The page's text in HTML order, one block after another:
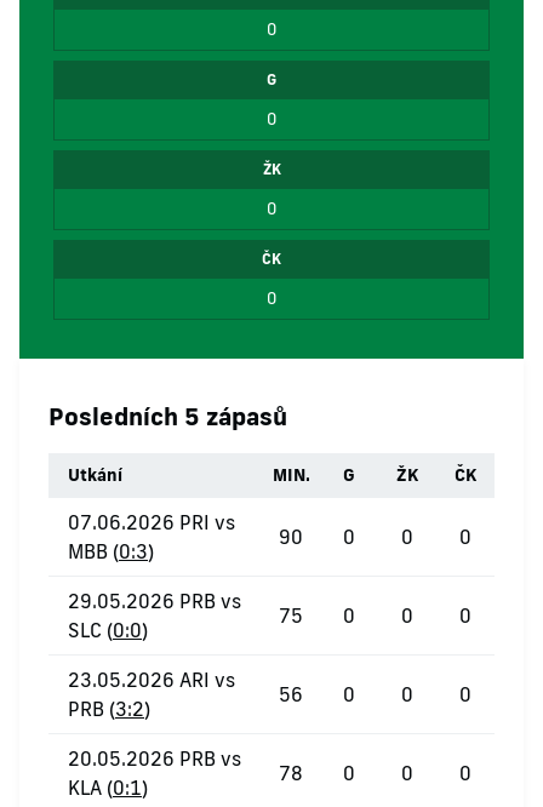
0
G
0
ŽK
0
ČK
0
Posledních 5 zápasů
Utkání MIN. G ŽK ČK
07.06.2026 PRI vs
MBB (0:3)
90 0 0 0
29.05.2026 PRB vs
SLC (0:0)
75 0 0 0
23.05.2026 ARI vs
PRB (3:2)
56 0 0 0
20.05.2026 PRB vs
KLA (0:1)
78 0 0 0